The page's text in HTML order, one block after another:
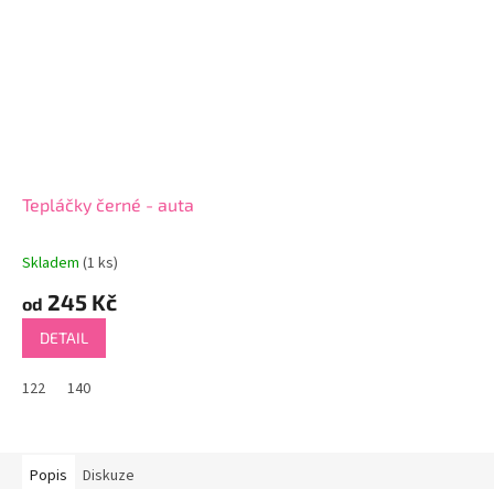
Tepláčky černé - auta
Skladem (1 ks)
od 245 Kč
DETAIL
122 140
Popis Diskuze